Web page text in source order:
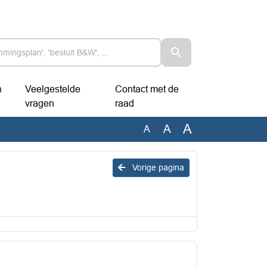
Veelgestelde
vragen
Contact met de
raad
A A A
Vorige pagina